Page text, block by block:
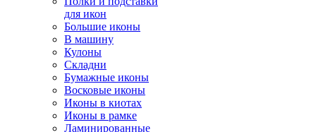
для икон
Большие иконы
В машину
Кулоны
Складни
Бумажные иконы
Восковые иконы
Иконы в киотах
Иконы в рамке
Ламинированные